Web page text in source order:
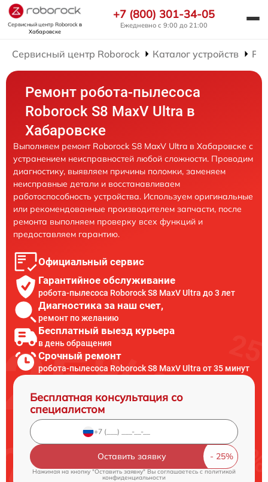
Сервисный центр Roborockв
Хабаровске
+7 (800) 301-34-05
Ежедневно с 9:00 до 21:00
Сервисный центр Roborock Каталог устройств
Ремонт робота-пылесоса
Roborock S8 MaxV Ultra в
Хабаровске
Выполняем ремонт Roborock S8 MaxV Ultra в Хабаровске с
устранением неисправностей любой сложности. Проводим
диагностику, выявляем причины поломки, заменяем
неисправные детали и восстанавливаем
работоспособность устройства. Используем оригинальные
или рекомендованные производителем запчасти, после
ремонта выполняем проверку всех функций и
предоставляем гарантию.
Официальный сервис
Гарантийное обслуживание
робота-пылесоса Roborock S8 MaxV Ultra до 3 лет
Диагностика за наш счет,
ремонт по желанию
Бесплатный выезд курьера
в день обращения
Срочный ремонт
робота-пылесоса Roborock S8 MaxV Ultra от 35 минут
Бесплатная консультация со
специалистом
Оставить заявку
Нажимая на кнопку "Оставить заявку" Вы соглашаетесь cполитикой
конфиденциальности